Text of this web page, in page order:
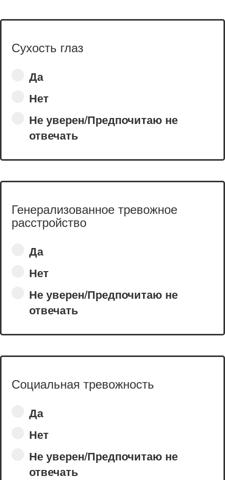
Сухость глаз
Да
Нет
Не уверен/Предпочитаю не
отвечать
Генерализованное тревожное
расстройство
Да
Нет
Не уверен/Предпочитаю не
отвечать
Социальная тревожность
Да
Нет
Не уверен/Предпочитаю не
отвечать